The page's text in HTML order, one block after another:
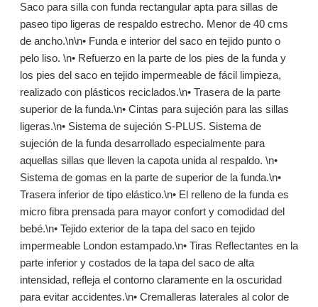
Saco para silla con funda rectangular apta para sillas de
paseo tipo ligeras de respaldo estrecho. Menor de 40 cms
de ancho.\n\n• Funda e interior del saco en tejido punto o
pelo liso. \n• Refuerzo en la parte de los pies de la funda y
los pies del saco en tejido impermeable de fácil limpieza,
realizado con plásticos reciclados.\n• Trasera de la parte
superior de la funda.\n• Cintas para sujeción para las sillas
ligeras.\n• Sistema de sujeción S-PLUS. Sistema de
sujeción de la funda desarrollado especialmente para
aquellas sillas que lleven la capota unida al respaldo. \n•
Sistema de gomas en la parte de superior de la funda.\n•
Trasera inferior de tipo elástico.\n• El relleno de la funda es
micro fibra prensada para mayor confort y comodidad del
bebé.\n• Tejido exterior de la tapa del saco en tejido
impermeable London estampado.\n• Tiras Reflectantes en la
parte inferior y costados de la tapa del saco de alta
intensidad, refleja el contorno claramente en la oscuridad
para evitar accidentes.\n• Cremalleras laterales al color de